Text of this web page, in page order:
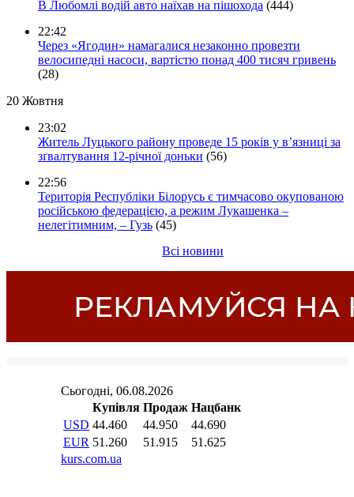
В Любомлі водій авто наїхав на пішохода (444)
22:42
Через «Ягодин» намагалися незаконно провезти
велосипедні насоси, вартістю понад 400 тисяч гривень
(28)
20 Жовтня
23:02
Житель Луцького району проведе 15 років у в’язниці за
зґвалтування 12-річної доньки (56)
22:56
Територія Республіки Білорусь є тимчасово окупованою
російською федерацією, а режим Лукашенка –
нелегітимним, – Гузь (45)
Всі новини